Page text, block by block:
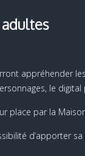
appréhender
le digital
place par la
d’apporter